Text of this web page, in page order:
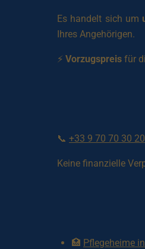
Es handelt sich um
Ihres Angehörigen.
⚡ Vorzugspreis für
📞 +33 9 70 70 30 20
Keine finanzielle
🏥 Pflegeheime